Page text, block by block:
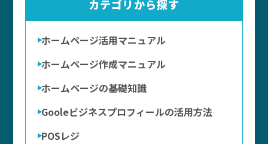
カテゴリから探す
ホームページ活用マニュアル
ホームページ作成マニュアル
ホームページの基礎知識
Gooleビジネスプロフィールの活用方法
POSレジ